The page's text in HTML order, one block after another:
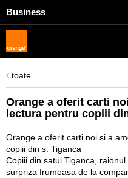
Business
toate
Orange a oferit carti
lectura pentru copiii
Orange a oferit carti noi si a
copiii din s. Tiganca
Copiii din satul Tiganca,
surpriza frumoasa de la